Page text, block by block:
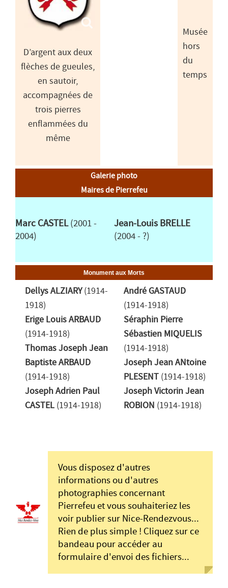
D’argent aux deux
flèches de gueules,
en sautoir,
accompagnées de
trois pierres
enflammées du
même
Musée
hors
du
temps
Galerie photo
Maires de Pierrefeu
Marc CASTEL(2001 -
2004)
Jean-Louis BRELLE
(2004 - ?)
Monument aux Morts
Dellys ALZIARY(1914-
1918)
Erige Louis ARBAUD
(1914-1918)
Thomas Joseph Jean
Baptiste ARBAUD
(1914-1918)
Joseph Adrien Paul
CASTEL (1914-1918)
André GASTAUD
(1914-1918)
Séraphin Pierre
Sébastien MIQUELIS
(1914-1918)
Joseph Jean ANtoine
PLESENT (1914-1918)
Joseph Victorin Jean
ROBION (1914-1918)
Vous disposez d'autres
informations ou d'autres
photographies concernant
Pierrefeu et vous souhaiteriez les
voir publier sur Nice-Rendezvous...
Rien de plus simple ! Cliquez sur ce
bandeau pour accéder au
formulaire d'envoi des fichiers...